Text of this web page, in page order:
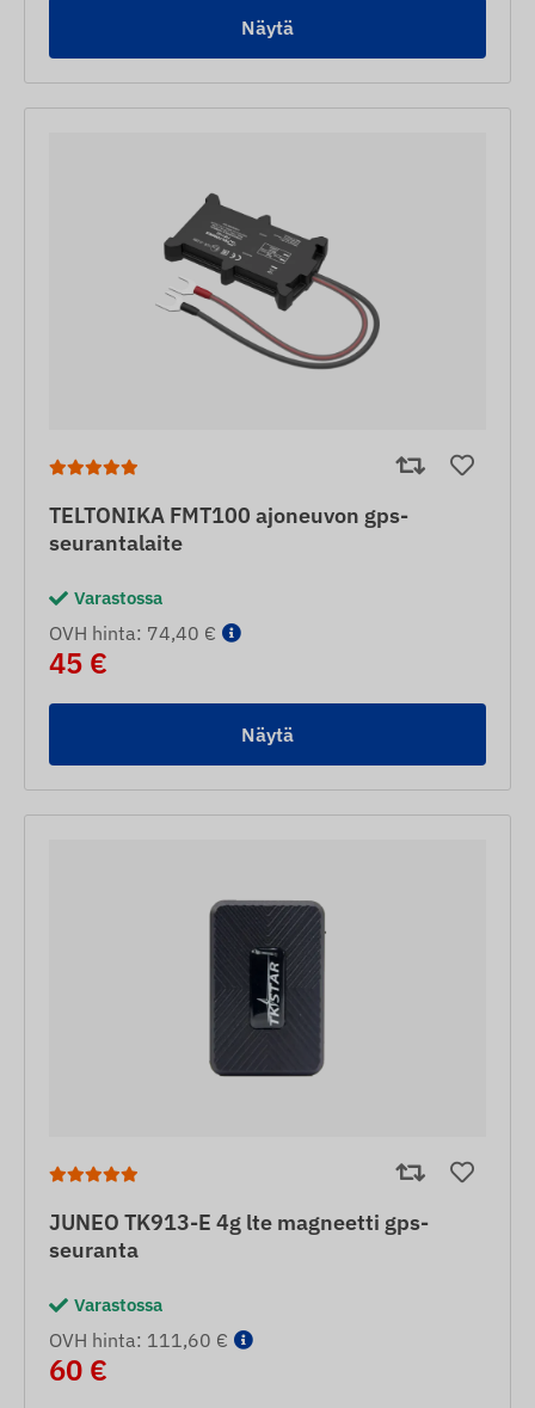
Näytä
TELTONIKA FMT100 ajoneuvon gps-
seurantalaite
Varastossa
OVH hinta: 74,40 €
45 €
Näytä
JUNEO TK913-E 4g lte magneetti gps-
seuranta
Varastossa
OVH hinta: 111,60 €
60 €